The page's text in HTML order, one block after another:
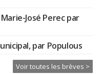
José Perec par
par Populous
Voir toutes les brèves >